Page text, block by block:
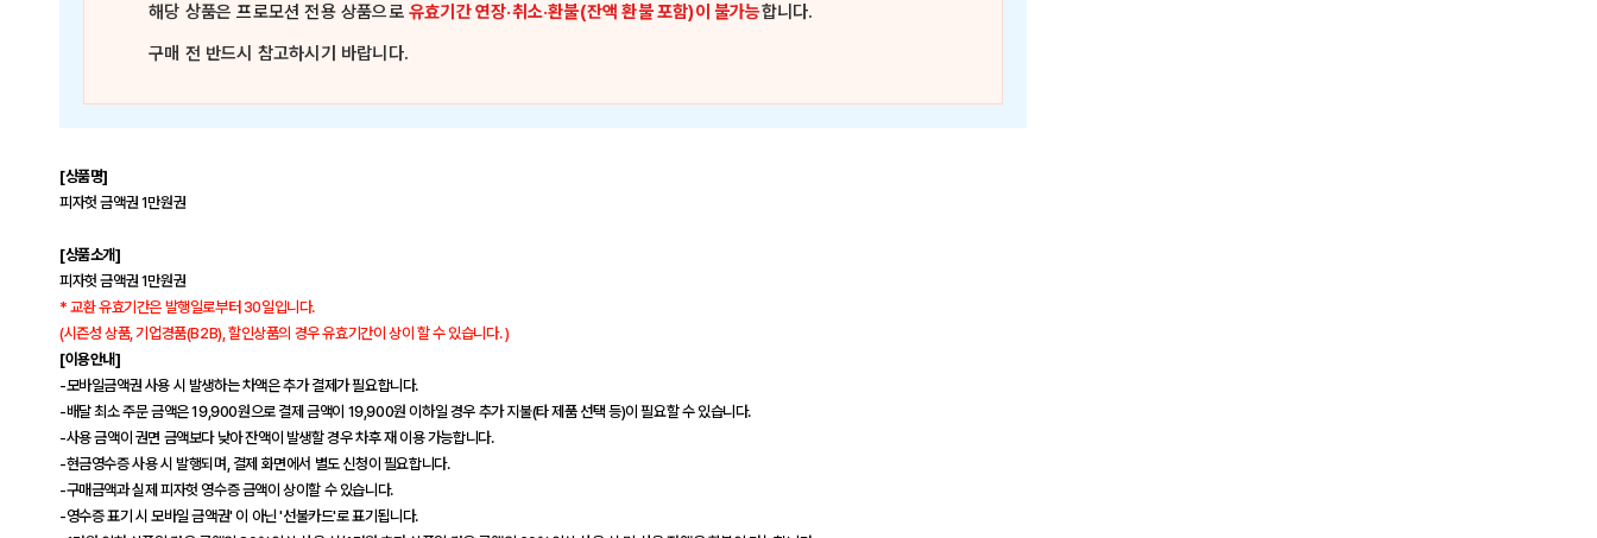
해당 상품은프로모션 전용 상품으로유효기간 연장·취소·환불(잔액 환불 포함)이 불가능합니다.
구매 전 반드시 참고하시기 바랍니다.
[상품명]
피자헛 금액권 1만원권
[상품소개]
피자헛 금액권 1만원권
* 교환 유효기간은 발행일로부터 30일입니다.
(시즌성 상품, 기업경품(B2B), 할인상품의 경우 유효기간이 상이 할 수 있습니다. )
[이용안내]
-모바일금액권 사용 시 발생하는 차액은 추가 결제가 필요합니다.
-배달 최소 주문 금액은 19,900원으로 결제 금액이 19,900원 이하일 경우 추가 지불(타 제품 선택 등)이 필요할 수 있습니다.
-사용 금액이 권면 금액보다 낮아 잔액이 발생할 경우 차후 재 이용 가능합니다.
-현금영수증 사용 시 발행되며, 결제 화면에서 별도 신청이 필요합니다.
-구매금액과 실제 피자헛 영수증 금액이 상이할 수 있습니다.
-영수증 표기 시 모바일 금액권' 이 아닌 '선불카드'로 표기됩니다.